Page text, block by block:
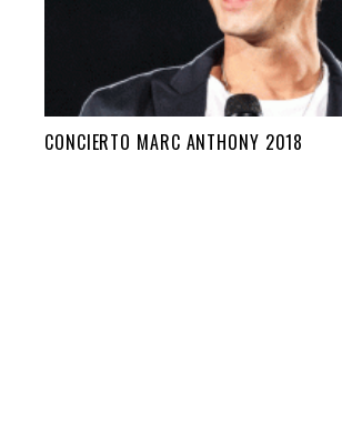
CONCIERTO MARC ANTHONY 2018